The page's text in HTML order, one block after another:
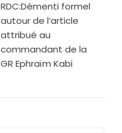
RDC:Démenti formel
autour de l’article
attribué au
commandant de la
GR Ephraïm Kabi